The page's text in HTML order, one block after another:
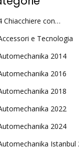
Chiacchiere con…
e Tecnologia
2014
2016
2018
2022
2024
Istanbul